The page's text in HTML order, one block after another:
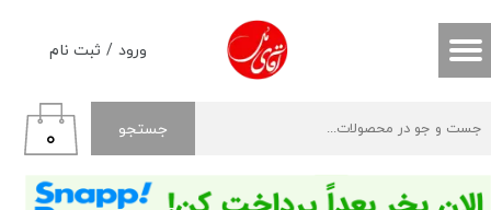
ورود / ثبت نام
حساب کاربری من
خروج از حساب کاربری
جستجو ۰